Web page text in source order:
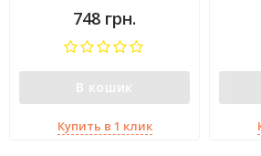
748 грн.
В кошик
Купить в 1 клик